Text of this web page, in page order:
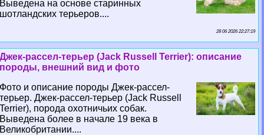
Выведена на основе старинных
шотландских терьеров....
28 06 2026 22:27:19
Джек-рассел-терьер (Jack Russell Terrier): описание
породы, внешний вид и фото
Фото и описание породы Джек-рассел-
терьер. Джек-рассел-терьер (Jack Russell
Terrier), порода охотничьих собак.
Выведена более в начале 19 века в
Великобритании....